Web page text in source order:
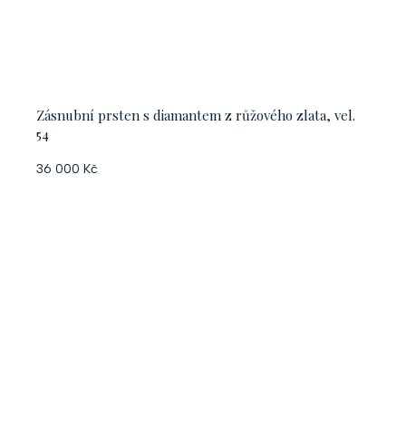
Zásnubní prsten s diamantem z růžového zlata, vel.
54
36 000 Kč